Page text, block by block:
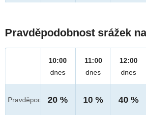
Pravděpodobnost srážek
Pravděpod.
10:00
dnes
20 %
11:00
dnes
10 %
12:00
dnes
40 %